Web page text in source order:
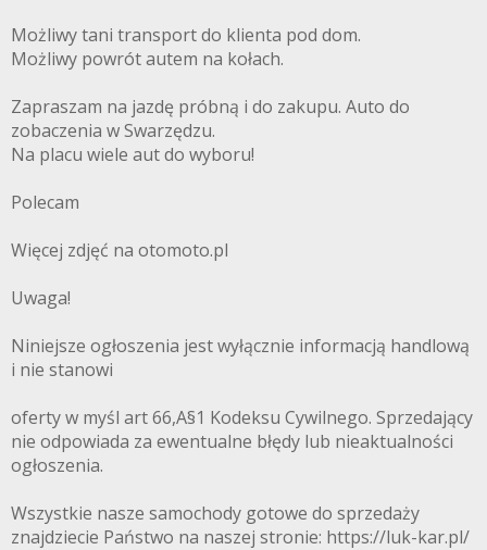
Możliwy tani transport do klienta pod dom.
Możliwy powrót autem na kołach.
Zapraszam na jazdę próbną i do zakupu. Auto do
zobaczenia w Swarzędzu.
Na placu wiele aut do wyboru!
Polecam
Więcej zdjęć na otomoto.pl
Uwaga!
Niniejsze ogłoszenia jest wyłącznie informacją handlową
i nie stanowi
oferty w myśl art 66,A§1 Kodeksu Cywilnego. Sprzedający
nie odpowiada za ewentualne błędy lub nieaktualności
ogłoszenia.
Wszystkie nasze samochody gotowe do sprzedaży
znajdziecie Państwo na naszej stronie: https://luk-kar.pl/